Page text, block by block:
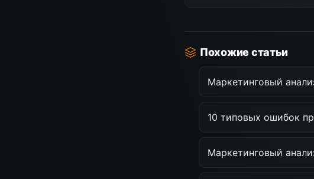
Похожие статьи
Маркетинговый
10 типовых ошибок
Маркетинговый